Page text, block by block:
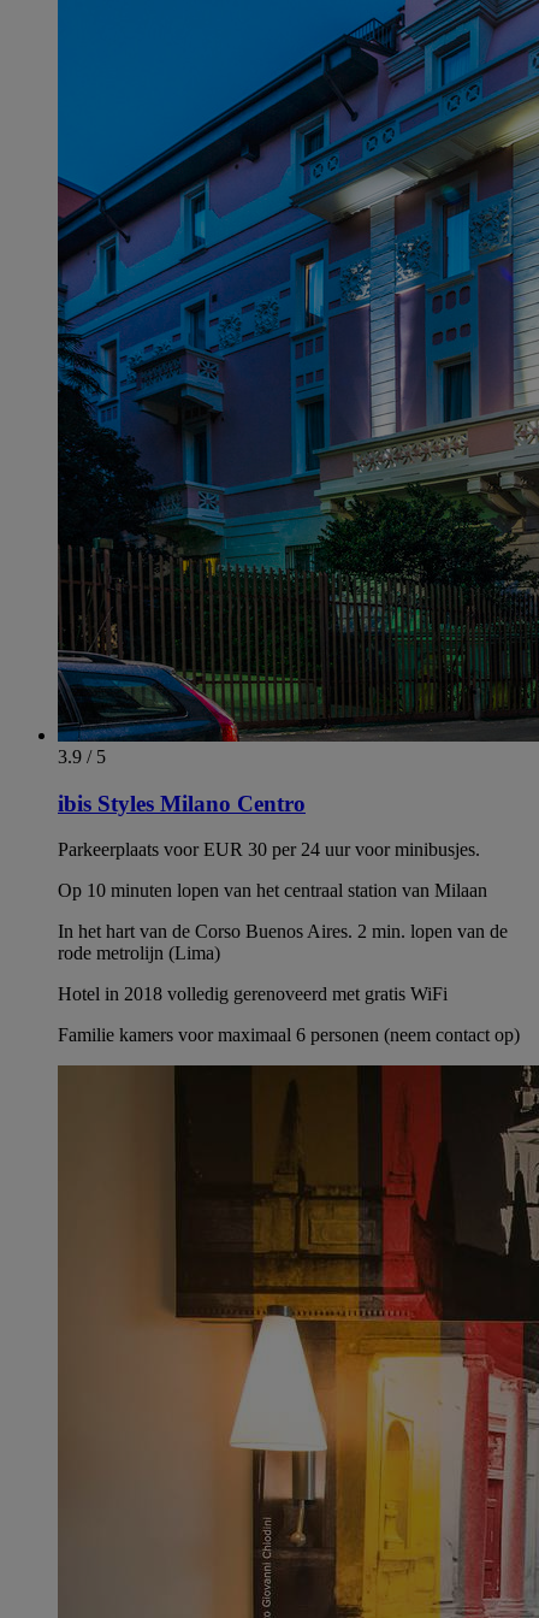
3.9 / 5
ibis Styles Milano Centro
Parkeerplaats voor EUR 30 per 24 uur voor minibusjes.
Op 10 minuten lopen van het centraal station van Milaan
In het hart van de Corso Buenos Aires. 2 min. lopen van de
rode metrolijn (Lima)
Hotel in 2018 volledig gerenoveerd met gratis WiFi
Familie kamers voor maximaal 6 personen (neem contact op)